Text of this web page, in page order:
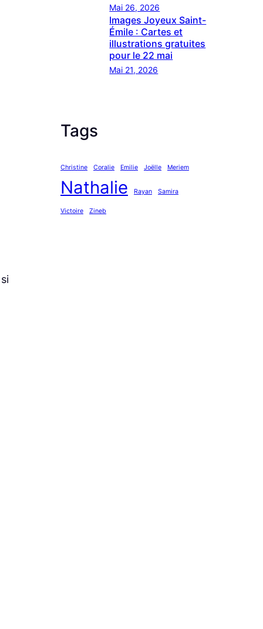
Mai 26, 2026
Images Joyeux Saint-
Émile : Cartes et
illustrations gratuites
pour le 22 mai
Mai 21, 2026
Tags
Christine Coralie Emilie Joëlle Meriem
Nathalie Rayan Samira
Victoire Zineb